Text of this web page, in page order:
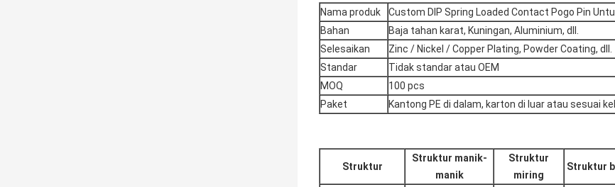
Nama produk
Custom DIP Spring Loaded Contact Pogo Pin
Bahan
Baja tahan karat, Kuningan, Aluminium, dll.
Selesaikan
Zinc / Nickel / Copper Plating, Powder Coating, dll.
Standar
Tidak standar atau OEM
MOQ
100 pcs
Paket
Kantong PE di dalam, karton di luar atau sesuai
Struktur
Struktur manik-
manik
Struktur
miring
Struktur